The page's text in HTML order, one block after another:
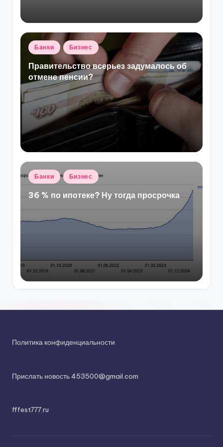
Опубликовано
Банки Бизнес
Правительство всерьез задумалось об
отмене пенсии?
Опубликовано
Банки Бизнес
36 % по ипотеке? Ну тогда просрочка
Политика конфиденциальности
Прислать новость 453500@gmail.com
fffest777.ru